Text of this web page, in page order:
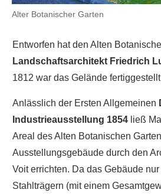
Alter Botanischer Garten
Entworfen hat den Alten
Landschaftsarchitekt Friedrich
1812 war das Gelände
Anlässlich der Ersten Allgemeinen
Industrieausstellung 1854 ließ
Areal des Alten Botanischen
Ausstellungsgebäude durch den
Voit errichten. Da das Gebäude
Stahlträgern (mit einem